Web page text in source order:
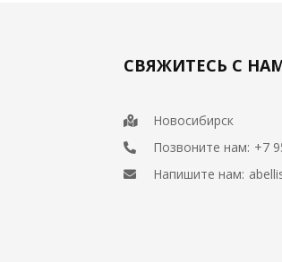
СВЯЖИТЕСЬ С
Новосибирск
Позвоните нам: +7
Напишите нам: